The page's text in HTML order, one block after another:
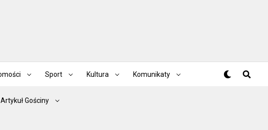
Sport Kultura Komunikaty
Artykuł Gościny